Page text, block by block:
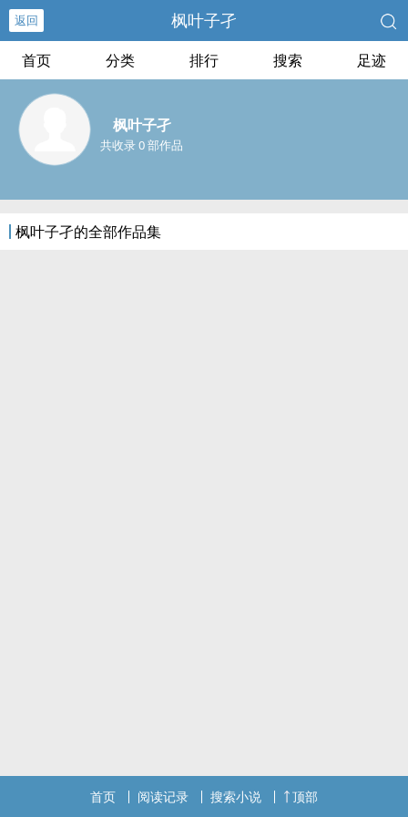
返回 枫叶子孑
首页 分类 排行 搜索 足迹
枫叶子孑
共收录 0 部作品
枫叶子孑的全部作品集
首页 阅读记录 搜索小说 顶部